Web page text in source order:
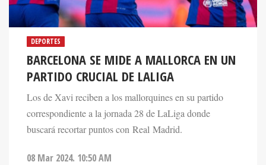
DEPORTES
BARCELONA SE MIDE A MALLORCA EN UN
PARTIDO CRUCIAL DE LALIGA
Los de Xavi reciben a los mallorquines en su partido
correspondiente a la jornada 28 de LaLiga donde
buscará recortar puntos con Real Madrid.
08 Mar 2024. 10:50 AM